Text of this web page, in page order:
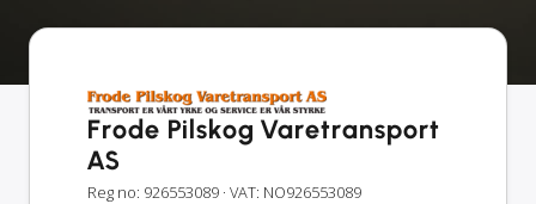
Frode Pilskog Varetransport
AS
Reg no: 926553089 · VAT: NO926553089